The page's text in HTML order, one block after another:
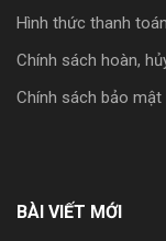
Hình thức thanh toán
Chính sách hoàn,
Chính sách bảo
BÀI VIẾT MỚI